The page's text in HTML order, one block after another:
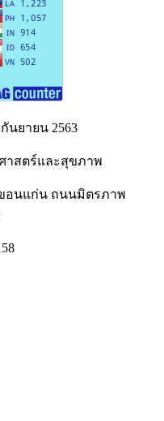
กันยายน 2563
าสตร์และสุขภาพ
อนแก่น ถนนมิตรภาพ